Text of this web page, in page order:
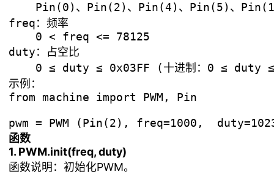
Pin(0)、Pin(2)、Pin(4)、Pin(5)、
freq：频率
    0 < freq <= 78125
duty：占空比
示例：
from machine import PWM, Pin
函数
1. PWM.init(freq, duty)
函数说明：初始化PWM。